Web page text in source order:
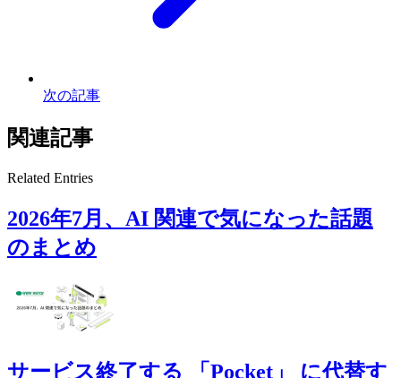
次の記事
関連記事
Related Entries
2026年7月、AI 関連で気になった話題
のまとめ
サービス終了する 「Pocket」 に代替す